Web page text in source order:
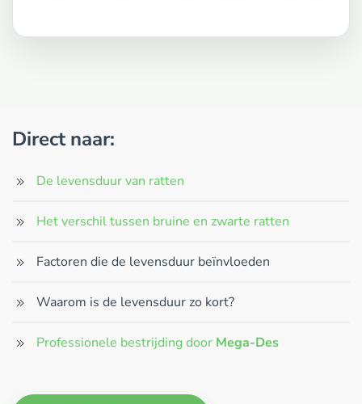
Direct naar:
De levensduur van ratten
Het verschil tussen bruine en zwarte ratten
Factoren die de levensduur beïnvloeden
Waarom is de levensduur zo kort?
Professionele bestrijding door Mega-Des